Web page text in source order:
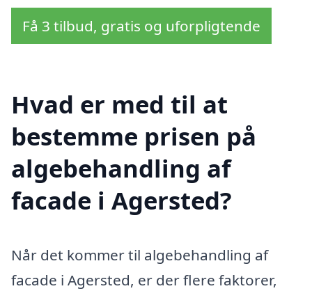
Få 3 tilbud, gratis og uforpligtende
Hvad er med til at
bestemme prisen på
algebehandling af
facade i Agersted?
Når det kommer til algebehandling af
facade i Agersted, er der flere faktorer,